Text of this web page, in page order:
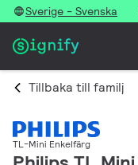
Sverige - Svenska
Tillbaka till familj
TL-Mini Enkelfärg